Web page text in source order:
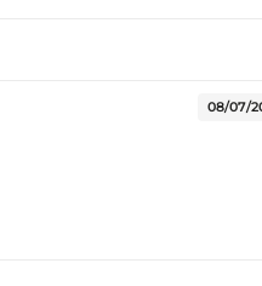
08/07/